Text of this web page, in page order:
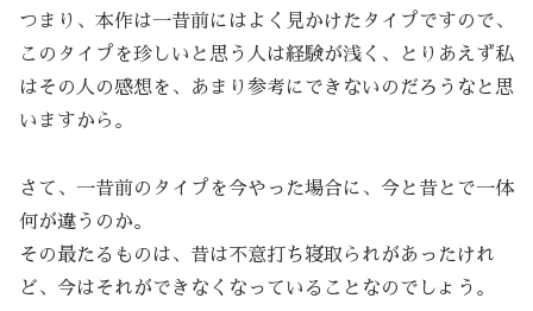
つまり、本作は一昔前にはよく見かけたタイプですので、
このタイプを珍しいと思う人は経験が浅く、とりあえず私
はその人の感想を、あまり参考にできないのだろうなと思
いますから。
さて、一昔前のタイプを今やった場合に、今と昔とで一体
何が違うのか。
その最たるものは、昔は不意打ち寝取られがあったけれ
ど、今はそれができなくなっていることなのでしょう。